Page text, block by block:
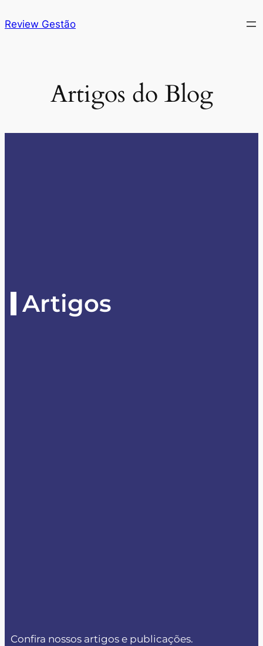
Review Gestão
Artigos do Blog
Artigos
Confira nossos artigos e publicações.